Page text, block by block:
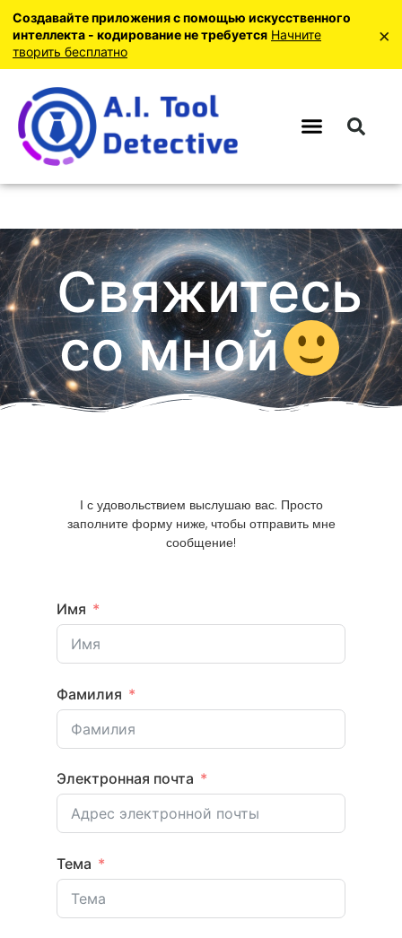
Свяжитесь
со мной
Ι с удовольствием выслушаю вас. Просто
заполните форму ниже, чтобы отправить мне
сообщение!
Имя
Фамилия
Электронная почта
Тема
Создавайте приложения с помощью искусственного
интеллекта - кодирование не требуется Начните
творить бесплатно
×